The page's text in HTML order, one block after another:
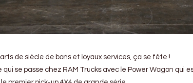
de siècle de bons et loyaux services, ça se fête !
qui se passe chez RAM Trucks avec le Power Wagon